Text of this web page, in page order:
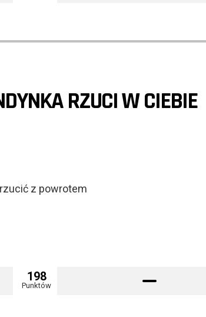
RZUCI W CIEBIE
z powrotem
198
Punktów